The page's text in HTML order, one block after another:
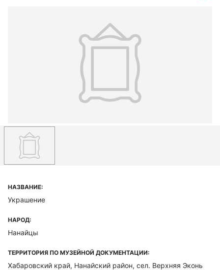
НАЗВАНИЕ:
Украшение
НАРОД:
Нанайцы
ТЕРРИТОРИЯ ПО МУЗЕЙНОЙ ДОКУМЕНТАЦИИ:
Хабаровский край, Нанайский район, сел. Верхняя Эконь